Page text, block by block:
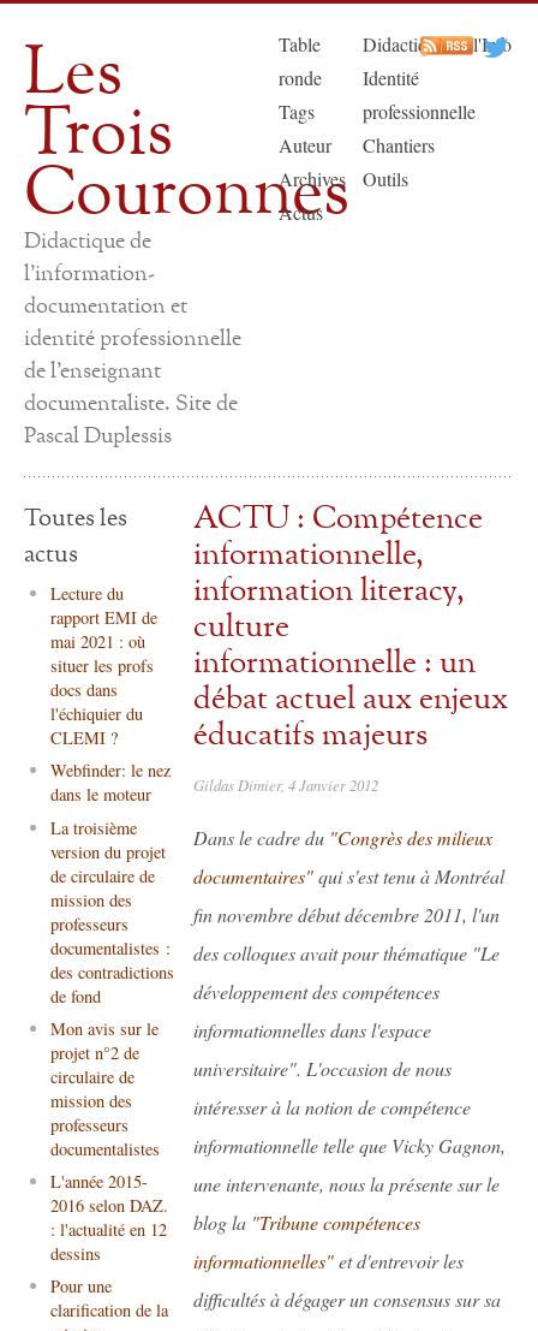
Les
Trois
Couronnes
Didactique de
l'information-
documentation et
identité professionnelle
de l'enseignant
documentaliste. Site de
Pascal Duplessis
Table
ronde
Tags
Auteur
Archives
Actus
Didactique de l'Info
Identité
professionnelle
Chantiers
Outils
Toutes les
actus
Lecture du
rapport EMI de
mai 2021 : où
situer les profs
docs dans
l'échiquier du
CLEMI ?
Webfinder: le nez
dans le moteur
La troisième
version du projet
de circulaire de
mission des
professeurs
documentalistes :
des contradictions
de fond
Mon avis sur le
projet n°2 de
circulaire de
mission des
professeurs
documentalistes
L'année 2015-
2016 selon DAZ.
: l'actualité en 12
dessins
Pour une
clarification de la
ACTU : Compétence
informationnelle,
information literacy,
culture
informationnelle : un
débat actuel aux enjeux
éducatifs majeurs
Gildas Dimier, 4 Janvier 2012
Dans le cadre du "Congrès des milieux
documentaires"qui s'est tenu à Montréal
fin novembre début décembre 2011, l'un
des colloques avait pour thématique "Le
développement des compétences
informationnelles dans l'espace
universitaire". L'occasion de nous
intéresser à la notion de compétence
informationnelle telle que Vicky Gagnon,
une intervenante, nous la présente sur le
blog la "Tribune compétences
informationnelles"et d'entrevoir les
difficultés à dégager un consensus sur sa